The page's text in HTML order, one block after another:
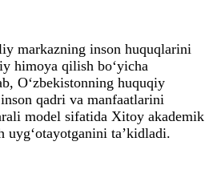
markazning inson huquqlarini
himoya qilish bo‘yicha
O‘zbekistonning huquqiy
qadri va manfaatlarini
model sifatida Xitoy akademik
uyg‘otayotganini ta’kidladi.